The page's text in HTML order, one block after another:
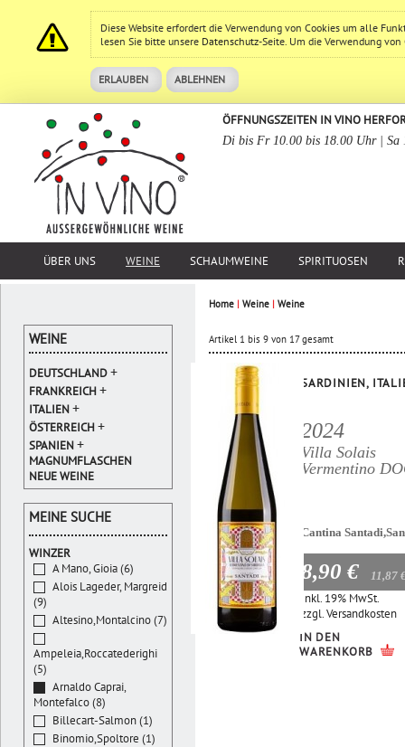
Diese Website erfordert die Verwendung von Cookies um alle
lesen Sie bitte unsere Datenschutz-Seite. Um die Verwendung
ERLAUBEN ABLEHNEN
ÖFFNUNGSZEITEN IN VINO
Di bis Fr 10.00 bis 18.00 Uhr | Sa
ÜBER UNS WEINE SCHAUMWEINE SPIRITUOSEN
Home | Weine | Weine
Artikel 1 bis 9 von 17 gesamt
SARDINIEN,
2024
Villa Solais
Vermentino
Cantina
8,90 € 11,87
Inkl. 19% MwSt.
zzgl.Versandkosten
IN DEN
WARENKORB
WEINE
DEUTSCHLAND+
FRANKREICH+
ITALIEN+
ÖSTERREICH+
SPANIEN+
MAGNUMFLASCHEN
NEUE WEINE
MEINE SUCHE
WINZER
A Mano, Gioia (6)
Alois Lageder, Margreid
(9)
Altesino,Montalcino (7)
Ampeleia,Roccatederighi
(5)
Arnaldo Caprai,
Montefalco (8)
Billecart-Salmon (1)
Binomio,Spoltore (1)